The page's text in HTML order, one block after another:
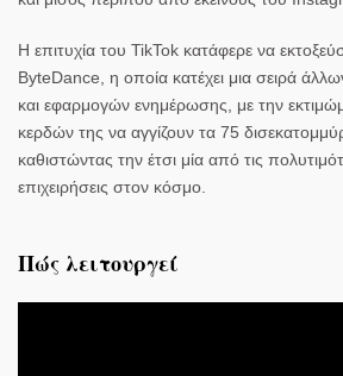
Η επιτυχία του TikTok κατάφερε να
ByteDance, η οποία κατέχει μια σειρά
και εφαρμογών ενημέρωσης, με την
κερδών της να αγγίζουν τα 75
καθιστώντας την έτσι μία από τις
επιχειρήσεις στον κόσμο.
Πώς λειτουργεί